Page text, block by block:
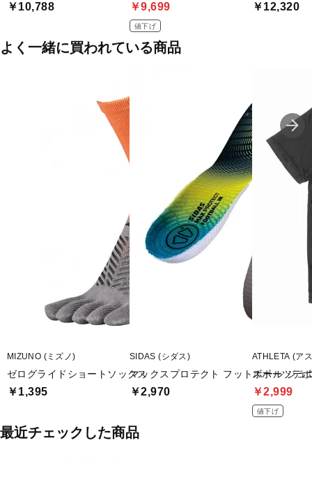
￥10,788 ￥9,699
値下げ
￥12,320
よく一緒に買われている商品
MIZUNO (ミズノ)
ゼログライドショートソックス
￥1,395
SIDAS (シダス)
マックスプロテクト フットボール ジュ
￥2,970
ATHLETA (ア
スポーツデ
￥2,999
値下げ
最近チェックした商品